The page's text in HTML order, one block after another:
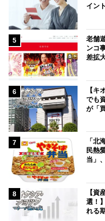
イン
5
老舗
ンコ
差拡
6
【キ
でも
が「
7
「北
民熱
当」
8
【資
選！
れる